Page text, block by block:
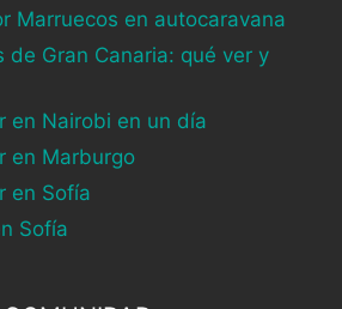
Marruecos en autocaravana
de Gran Canaria: qué ver y
en Nairobi en un día
en Marburgo
en Sofía
Sofía